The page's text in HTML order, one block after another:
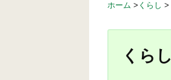
ホーム > くらし >
くらし